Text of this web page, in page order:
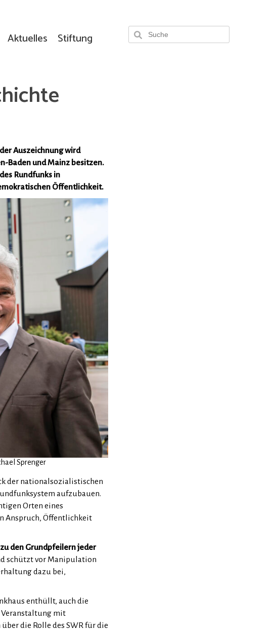
Aktuelles Stiftung
Auszeichnung wird
Baden und Mainz besitzen.
Rundfunks in
Öffentlichkeit.
Sprenger
der nationalsozialistischen
aufzubauen.
Orten eines
Anspruch, Öffentlichkeit
den Grundpfeilern jeder
schützt vor Manipulation
dazu bei,
enthüllt, auch die
Veranstaltung mit
die Rolle des SWR für die